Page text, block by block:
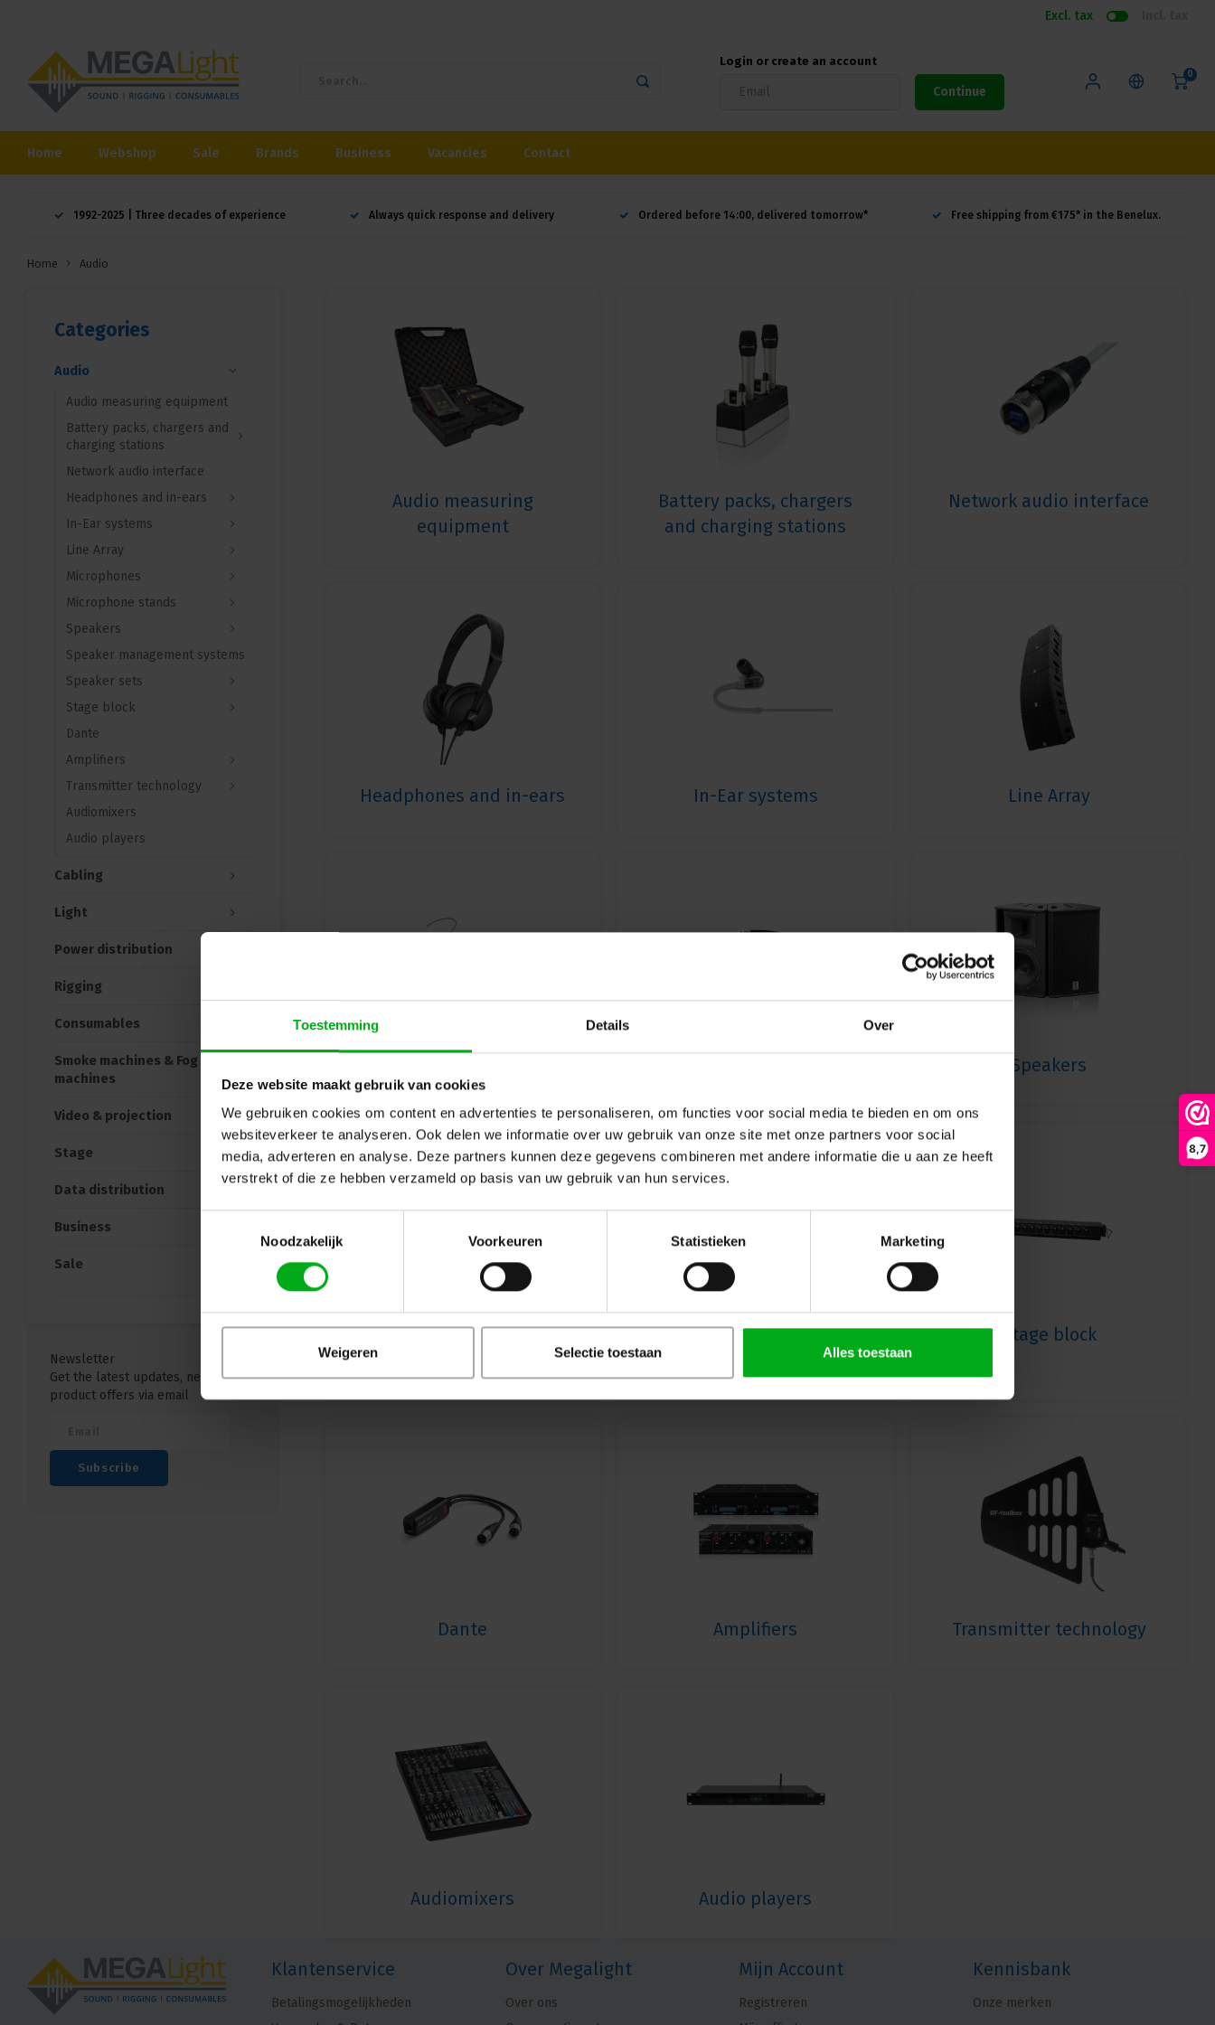
Toestemming Details Over
Deze website maakt gebruik van cookies
We gebruiken cookies om content en advertenties te personaliseren, om functies voor social media te bieden en om ons
websiteverkeer te analyseren. Ook delen we informatie over uw gebruik van onze site met onze partners voor social
media, adverteren en analyse. Deze partners kunnen deze gegevens combineren met andere informatie die u aan ze heeft
verstrekt of die ze hebben verzameld op basis van uw gebruik van hun services.
Noodzakelijk
Voorkeuren Statistieken Marketing
Weigeren Selectie toestaan Alles toestaan
8,7
Excl. tax
Login or create an account
Continue
0
Home Webshop Sale Brands Business Vacancies Contact
1992-2025 | Three decades of experience Always quick response and delivery Ordered before 14:00, delivered tomorrow* Free shipping from €175* in the Benelux.
Home Audio
Categories
Audio
Audio measuring equipment
Battery packs, chargers and
charging stations
Network audio interface
Headphones and in-ears
In-Ear systems
Line Array
Microphones
Microphone stands
Speakers
Speaker management systems
Speaker sets
Stage block
Dante
Amplifiers
Transmitter technology
Audiomixers
Audio players
Cabling
Light
Power distribution
Rigging
Consumables
Smoke machines & Fog
machines
Video & projection
Stage
Data distribution
Business
Sale
Newsletter
Get the latest updates, news and
product offers via email
Subscribe
Audio measuring
equipment
Battery packs, chargers
and charging stations
Network audio interface
Headphones and in-ears In-Ear systems Line Array
Speakers
Speaker management
Speaker sets Stage block
Dante Amplifiers Transmitter technology
Audiomixers Audio players
Klantenservice
Betalingsmogelijkheden
Over Megalight
Over ons
Mijn Account
Registreren
Kennisbank
Onze merken